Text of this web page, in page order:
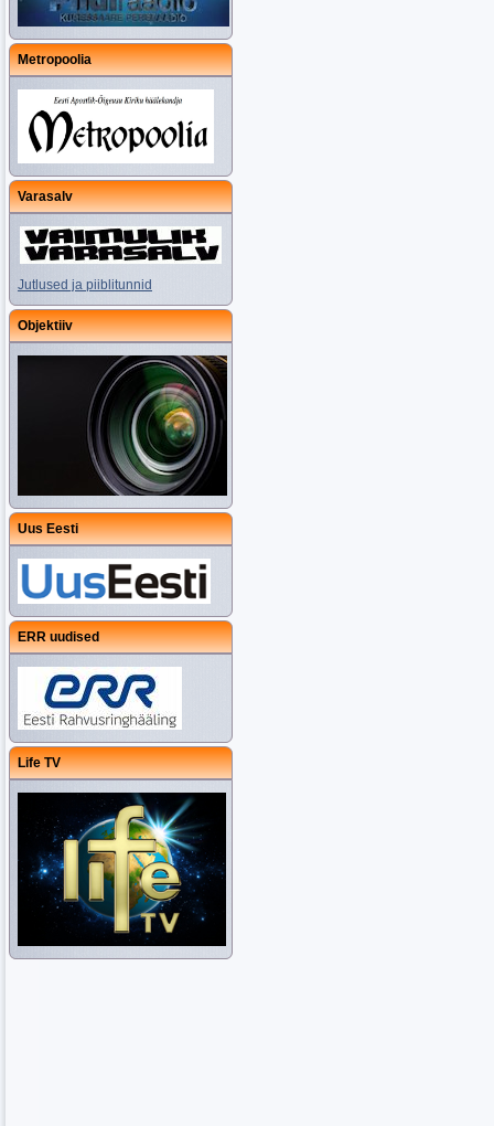
Metropoolia
Varasalv
Jutlused ja piiblitunnid
Objektiiv
Uus Eesti
ERR uudised
Life TV